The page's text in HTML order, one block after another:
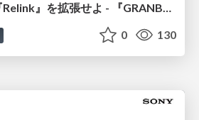
【CEDEC2026】『Relink』を拡張せよ - 『GRANBLUE FANTASY: Relink - Endless Ragnarok』の開発速度と品質を守るCI運用
0 130